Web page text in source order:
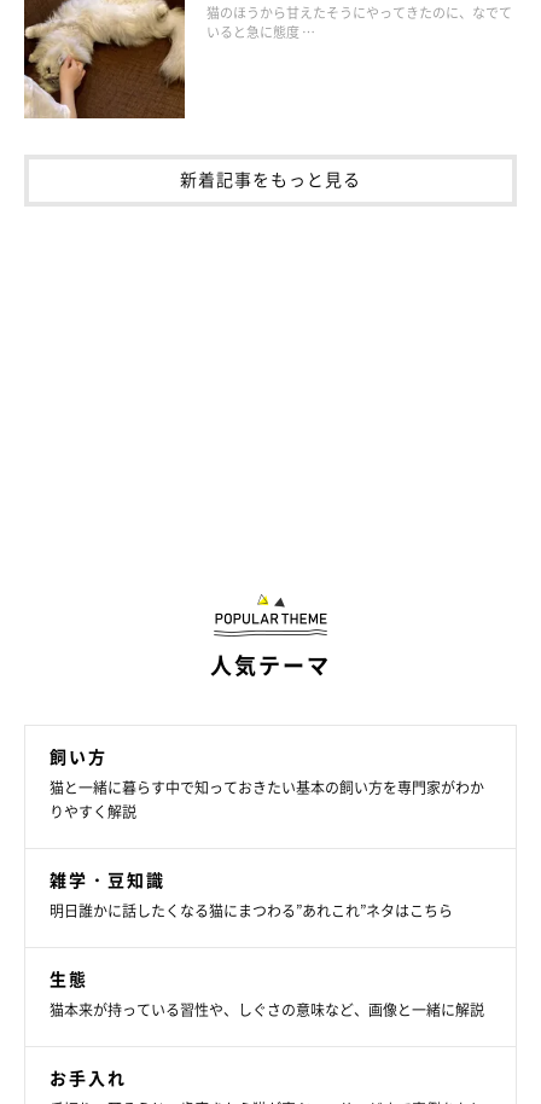
猫のほうから甘えたそうにやってきたのに、なでて
いると急に態度 …
新着記事をもっと見る
人気テーマ
飼い方
猫と一緒に暮らす中で知っておきたい基本の飼い方を専門家がわか
りやすく解説
雑学・豆知識
明日誰かに話したくなる猫にまつわる”あれこれ”ネタはこちら
生態
猫本来が持っている習性や、しぐさの意味など、画像と一緒に解説
お手入れ